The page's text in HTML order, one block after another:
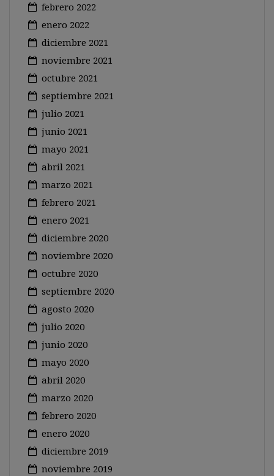
febrero 2022
enero 2022
diciembre 2021
noviembre 2021
octubre 2021
septiembre 2021
julio 2021
junio 2021
mayo 2021
abril 2021
marzo 2021
febrero 2021
enero 2021
diciembre 2020
noviembre 2020
octubre 2020
septiembre 2020
agosto 2020
julio 2020
junio 2020
mayo 2020
abril 2020
marzo 2020
febrero 2020
enero 2020
diciembre 2019
noviembre 2019